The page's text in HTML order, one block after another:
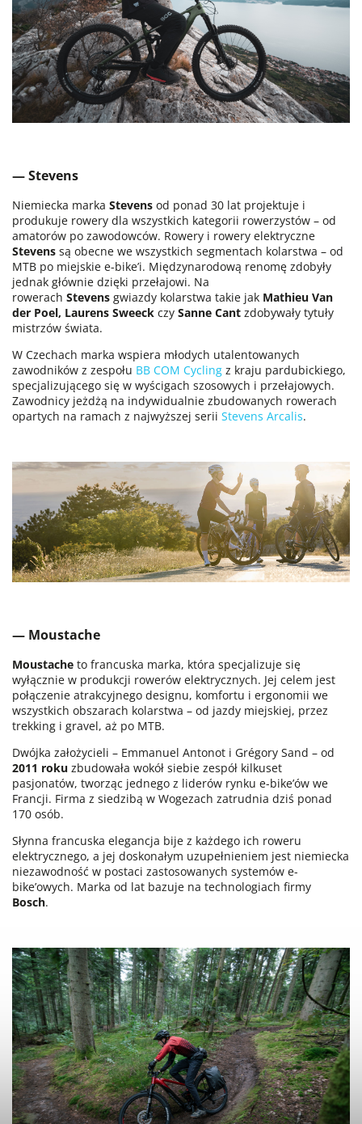
— Stevens
Niemiecka marka Stevens od ponad 30 lat projektuje i
produkuje rowery dla wszystkich kategorii rowerzystów – od
amatorów po zawodowców. Rowery i rowery elektryczne
Stevens są obecne we wszystkich segmentach kolarstwa – od
MTB po miejskie e-bike’i. Międzynarodową renomę zdobyły
jednak głównie dzięki przełajowi. Na
rowerach Stevens gwiazdy kolarstwa takie jak Mathieu Van
der Poel, Laurens Sweeck czy Sanne Cant zdobywały tytuły
mistrzów świata.
W Czechach marka wspiera młodych utalentowanych
zawodników z zespołu BB COM Cycling z kraju pardubickiego,
specjalizującego się w wyścigach szosowych i przełajowych.
Zawodnicy jeżdżą na indywidualnie zbudowanych rowerach
opartych na ramach z najwyższej serii Stevens Arcalis.
— Moustache
Moustache to francuska marka, która specjalizuje się
wyłącznie w produkcji rowerów elektrycznych. Jej celem jest
połączenie atrakcyjnego designu, komfortu i ergonomii we
wszystkich obszarach kolarstwa – od jazdy miejskiej, przez
trekking i gravel, aż po MTB.
Dwójka założycieli – Emmanuel Antonot i Grégory Sand – od
2011 roku zbudowała wokół siebie zespół kilkuset
pasjonatów, tworząc jednego z liderów rynku e-bike’ów we
Francji. Firma z siedzibą w Wogezach zatrudnia dziś ponad
170 osób.
Słynna francuska elegancja bije z każdego ich roweru
elektrycznego, a jej doskonałym uzupełnieniem jest niemiecka
niezawodność w postaci zastosowanych systemów e-
bike’owych. Marka od lat bazuje na technologiach firmy
Bosch.